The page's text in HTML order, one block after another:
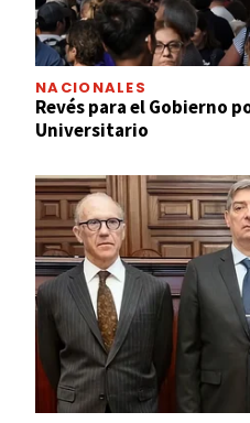
NACIONALES
Revés para el Gobierno
Universitario